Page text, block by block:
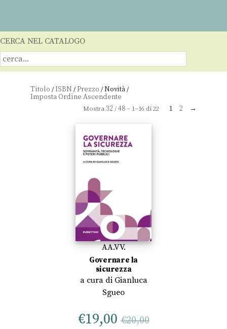
CERCA NEL CATALOGO
Titolo /ISBN /Prezzo /Novità/
Mostra32/48– 1–16 di 22 1 2 →
AA.VV.
Governare la
sicurezza
a cura di Gianluca
Sgueo
€19,00 €20,00